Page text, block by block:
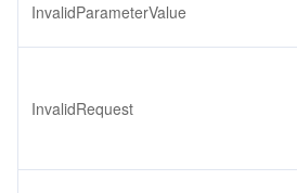
InvalidParameterValue
InvalidRequest